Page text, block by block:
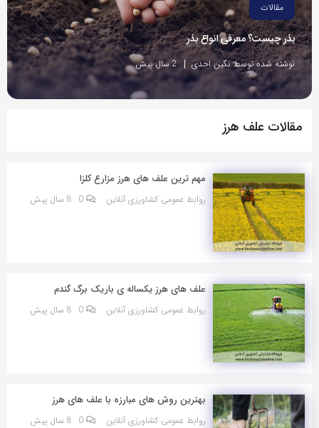
مقالات
بذر چیست؟ معرفی انواع بذر
نوشته شده توسط نگین احدی 2 سال پیش
مقالات علف هرز
مهم ترین علف های هرز مزارع کلزا
روابط عمومی کشاورزی آنلاین 0 8 سال پیش
علف های هرز یکساله ی باریک برگ گندم
روابط عمومی کشاورزی آنلاین 0 8 سال پیش
بهترین روش های مبارزه با علف های هرز
روابط عمومی کشاورزی آنلاین 0 8 سال پیش